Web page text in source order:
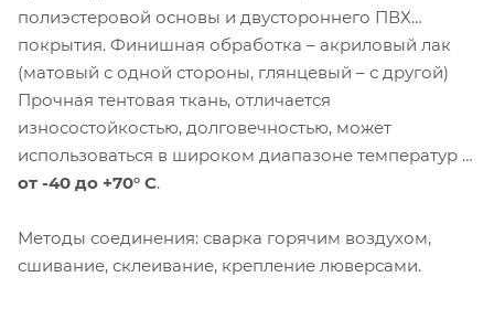
полиэстеровой основы и двустороннего ПВХ
покрытия. Финишная обработка – акриловый лак
(матовый с одной стороны, глянцевый – с другой)
Прочная тентовая ткань, отличается
износостойкостью, долговечностью, может
использоваться в широком диапазоне температур –
от -40 до +70° С.
Методы соединения: сварка горячим воздухом,
сшивание, склеивание, крепление люверсами.